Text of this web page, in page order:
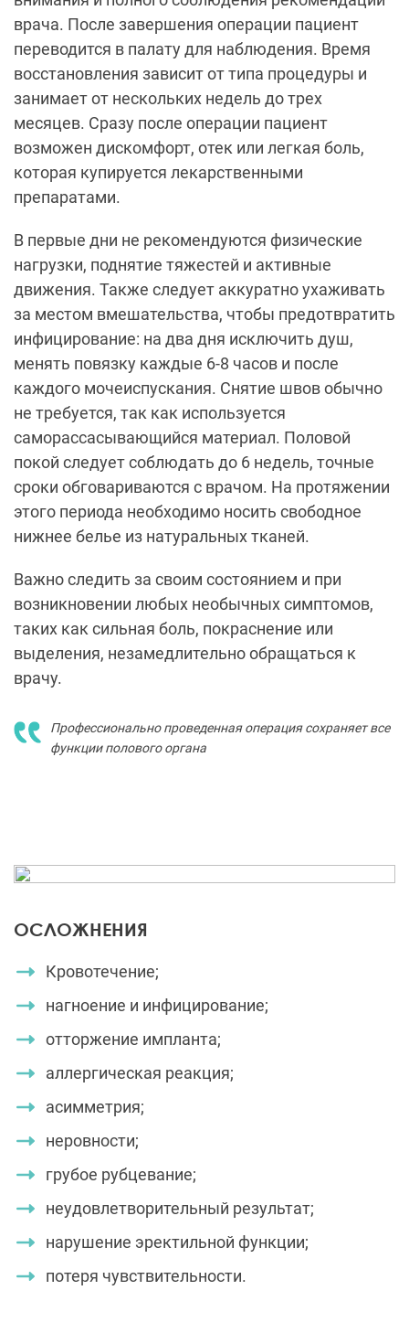
врача. После завершения операции пациент
переводится в палату для наблюдения. Время
восстановления зависит от типа процедуры и
занимает от нескольких недель до трех
месяцев. Сразу после операции пациент
возможен дискомфорт, отек или легкая боль,
которая купируется лекарственными
препаратами.
В первые дни не рекомендуются физические
нагрузки, поднятие тяжестей и активные
движения. Также следует аккуратно ухаживать
за местом вмешательства, чтобы предотвратить
инфицирование: на два дня исключить душ,
менять повязку каждые 6-8 часов и после
каждого мочеиспускания. Снятие швов обычно
не требуется, так как используется
саморассасывающийся материал. Половой
покой следует соблюдать до 6 недель, точные
сроки обговариваются с врачом. На протяжении
этого периода необходимо носить свободное
нижнее белье из натуральных тканей.
Важно следить за своим состоянием и при
возникновении любых необычных симптомов,
таких как сильная боль, покраснение или
выделения, незамедлительно обращаться к
врачу.
Профессионально проведенная операция сохраняет все
функции полового органа
ОСЛОЖНЕНИЯ
Кровотечение;
нагноение и инфицирование;
отторжение импланта;
аллергическая реакция;
асимметрия;
неровности;
грубое рубцевание;
неудовлетворительный результат;
нарушение эректильной функции;
потеря чувствительности.